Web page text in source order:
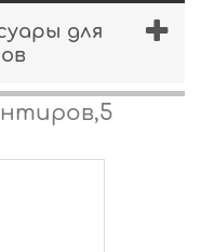
для